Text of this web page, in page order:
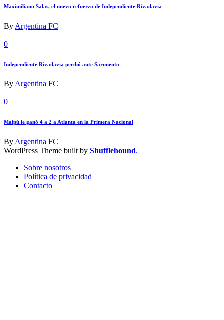
Maximiliano Salas, el nuevo refuerzo de Independiente Rivadavia
By Argentina FC
0
Independiente Rivadavia perdió ante Sarmiento
ByArgentina FC
0
Maipú le ganó 4 a 2 a Atlanta en la Primera Nacional
ByArgentina FC
WordPress Theme built by Shufflehound.
Sobre nosotros
Política de privacidad
Contacto